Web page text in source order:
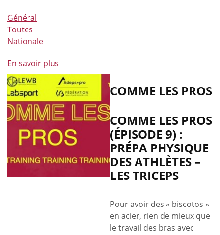
Général
Toutes
Nationale
En savoir plus
propos
de
Comme
les
pros
(épisode
9)
:
COMME LES PROS
COMME LES PROS
(ÉPISODE 9) :
PRÉPA PHYSIQUE
DES ATHLÈTES –
LES TRICEPS
Pour avoir des « biscotos »
en acier, rien de mieux que
le travail des bras avec